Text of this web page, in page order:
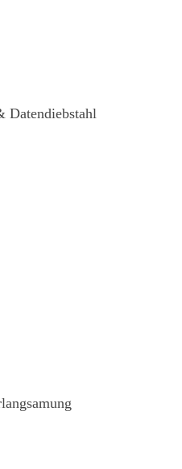
Datendiebstahl